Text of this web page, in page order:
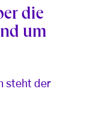
die
um
steht der